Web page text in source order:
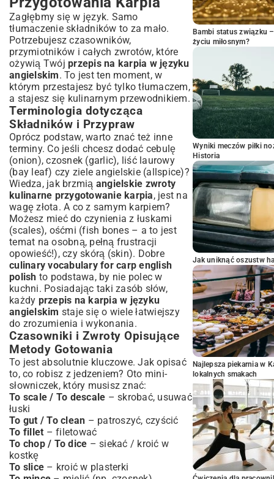
Zagłębmy się w język. Samo
tłumaczenie składników to za mało.
Potrzebujesz czasowników,
przymiotników i całych zwrotów, które
ożywią Twój przepis na karpia w języku
angielskim. To jest ten moment, w
którym przestajesz być tylko tłumaczem,
a stajesz się kulinarnym przewodnikiem.
Terminologia dotycząca
Składników i Przypraw
Oprócz podstaw, warto znać też inne
terminy. Co jeśli chcesz dodać cebulę
(onion), czosnek (garlic), liść laurowy
(bay leaf) czy ziele angielskie (allspice)?
Wiedza, jak brzmią angielskie zwroty
kulinarne przygotowanie karpia, jest na
wagę złota. A co z samym karpiem?
Możesz mieć do czynienia z łuskami
(scales), ośćmi (fish bones – a to jest
temat na osobną, pełną frustracji
opowieść!), czy skórą (skin). Dobre
culinary vocabulary for carp english
polish to podstawa, by nie polec w
kuchni. Posiadając taki zasób słów,
każdy przepis na karpia w języku
angielskim staje się o wiele łatwiejszy
do zrozumienia i wykonania.
Czasowniki i Zwroty Opisujące
Metody Gotowania
To jest absolutnie kluczowe. Jak opisać
to, co robisz z jedzeniem? Oto mini-
słowniczek, który musisz znać:
To scale / To descale – skrobać, usuwać
łuski
To gut / To clean – patroszyć, czyścić
To fillet – filetować
To chop / To dice – siekać / kroić w
kostkę
To slice – kroić w plasterki
Bambi status związku
życiu miłosnym?
Wyniki meczów piłki
Historia
Jak uniknąć oszustw
Najlepsza piekarnia w
lokalnych smakach